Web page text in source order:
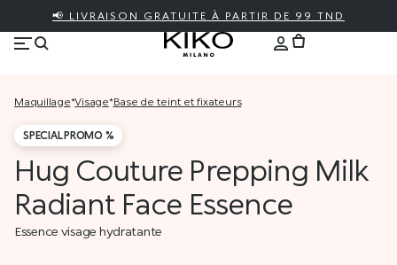
📢 LIVRAISON GRATUITE À PARTIR DE 99 TND
maquillage* visage* base de teint et fixateurs
SPECIAL PROMO %
Hug Couture Prepping Milk
Radiant Face Essence
Essence visage hydratante